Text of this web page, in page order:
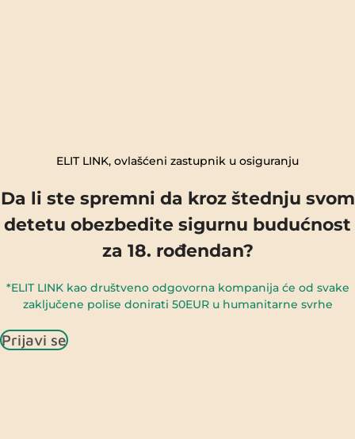
ELIT LINK, ovlašćeni zastupnik u osiguranju
Da li ste spremni da kroz štednju svom
detetu obezbedite sigurnu budućnost
za 18. rođendan?
*ELIT LINK kao društveno odgovorna kompanija će od svake
zaključene polise donirati 50EUR u humanitarne svrhe
Prijavi se